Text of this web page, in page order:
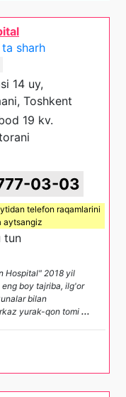
sharh
14 uy,
Toshkent
19 kv.
03-03
telefon raqamlarini
aytsangiz
tun
Hospital" 2018 yil
boy tajriba, ilg'or
bilan
yurak-qon tomi ...